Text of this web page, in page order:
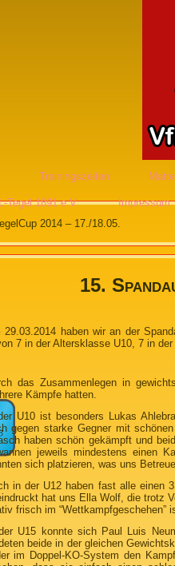
Trainingszeiten
Tegel 1891 e.V. Impressum
2014 – 17./18.05.
15.
29.03.2014 haben wir an der
7 in der Altersklasse U10, 7 in
das Zusammenlegen in
Kämpfe hatten.
U10 ist besonders Lukas
gegen starke Gegner mit
haben schön gekämpft und
jeweils mindestens einen
sich platzieren, was uns
in der U12 haben fast alle einen
hat uns Ella Wolf, die trotz
frisch im
U15 konnte sich Paul Luis
beide in der gleichen
im Doppel-KO-System den